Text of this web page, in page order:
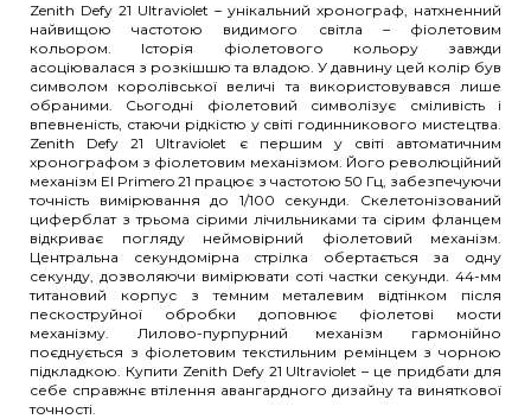
Zenith Defy 21 Ultraviolet – унікальний хронограф, натхненний
найвищою частотою видимого світла – фіолетовим
кольором. Історія фіолетового кольору завжди
асоціювалася з розкішшю та владою. У давнину цей колір був
символом королівської величі та використовувався лише
обраними. Сьогодні фіолетовий символізує сміливість і
впевненість, стаючи рідкістю у світі годинникового мистецтва.
Zenith Defy 21 Ultraviolet є першим у світі автоматичним
хронографом з фіолетовим механізмом. Його революційний
механізм El Primero 21 працює з частотою 50 Гц, забезпечуючи
точність вимірювання до 1/100 секунди. Скелетонізований
циферблат з трьома сірими лічильниками та сірим фланцем
відкриває погляду неймовірний фіолетовий механізм.
Центральна секундомірна стрілка обертається за одну
секунду, дозволяючи вимірювати соті частки секунди. 44-мм
титановий корпус з темним металевим відтінком після
пескоструйної обробки доповнює фіолетові мости
механізму. Лилово-пурпурний механізм гармонійно
поєднується з фіолетовим текстильним ремінцем з чорною
підкладкою. Купити Zenith Defy 21 Ultraviolet – це придбати для
себе справжнє втілення авангардного дизайну та виняткової
точності.